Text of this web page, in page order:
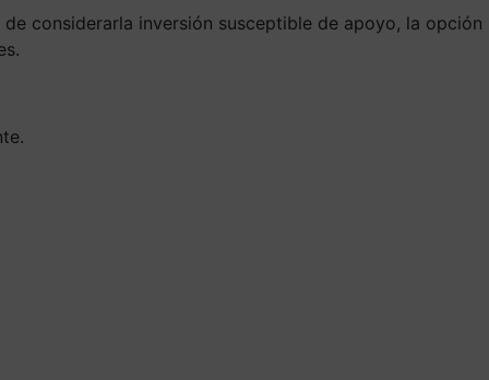
considerarla inversión susceptible de apoyo, la opción